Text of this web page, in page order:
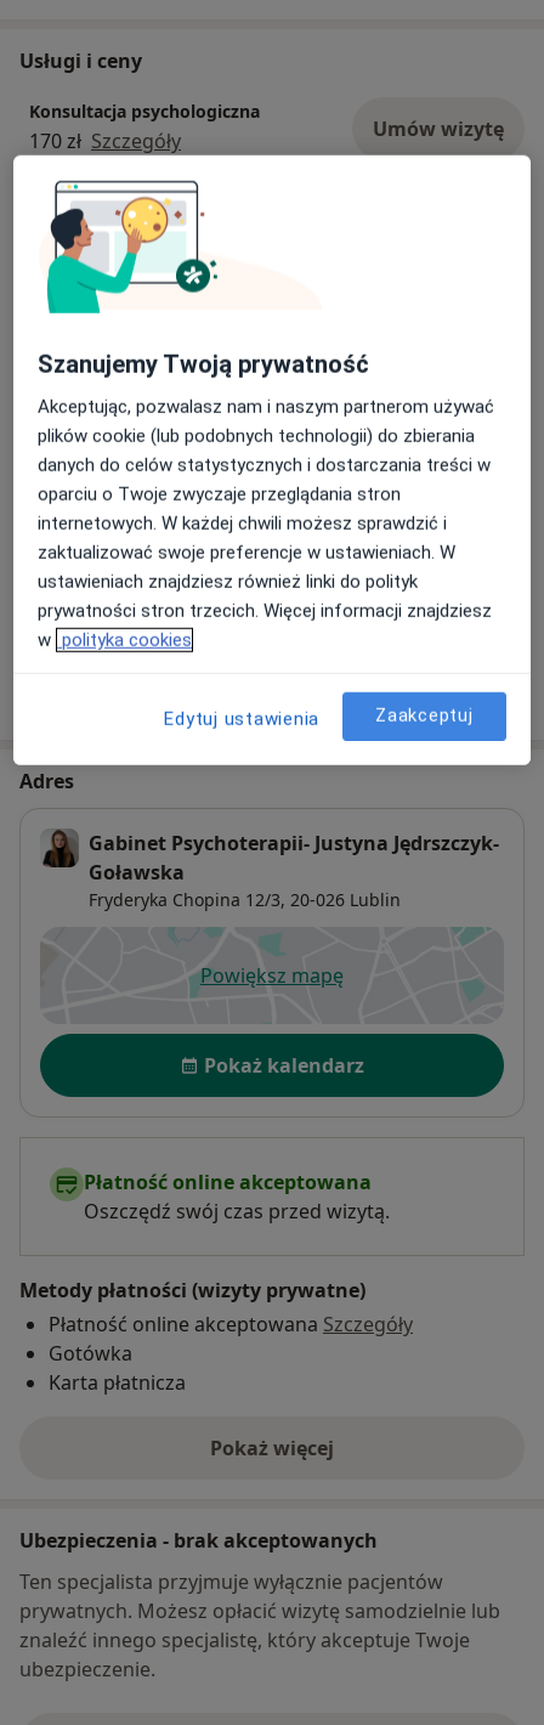
Usługi i ceny
Konsultacja psychologiczna
170 zł Szczegóły Umów wizytę
Psychoterapia
170 zł Szczegóły
Psychoterapia indywidualna
170 zł Szczegóły
Konsultacja dla rodziców
170 zł Szczegóły Umów wizytę
Psychoedukacja
170 zł Szczegóły Umów wizytę
+ 2 usługi
W jaki sposób ustalane są ceny?
Adres
Gabinet Psychoterapii- Justyna Jędrszczyk-
Goławska
Fryderyka Chopina 12/3, 20-026 Lublin
Powiększ mapęotwiera się w nowej karcie
Dostępność
Pokaż kalendarz
Płatność online akceptowana
Oszczędź swój czas przed wizytą.
Metody płatności (wizyty prywatne)
Płatność online akceptowana Szczegóły
Gotówka
Karta płatnicza
Pokaż więcej
o adresie
Ubezpieczenia - brak akceptowanych
Ten specjalista przyjmuje wyłącznie pacjentów
prywatnych. Możesz opłacić wizytę samodzielnie lub
znaleźć innego specjalistę, który akceptuje Twoje
ubezpieczenie.
Szanujemy Twoją prywatność
Akceptując, pozwalasz nam i naszym partnerom używać
plików cookie (lub podobnych technologii) do zbierania
danych do celów statystycznych i dostarczania treści w
oparciu o Twoje zwyczaje przeglądania stron
internetowych. W każdej chwili możesz sprawdzić i
zaktualizować swoje preferencje w ustawieniach. W
ustawieniach znajdziesz również linki do polityk
prywatności stron trzecich. Więcej informacji znajdziesz
w polityka cookies
Edytuj ustawienia Zaakceptuj